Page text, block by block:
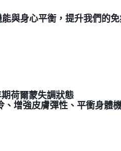
與身心平衡，提升我們的
荷爾蒙失調狀態
增強皮膚彈性、平衝身體